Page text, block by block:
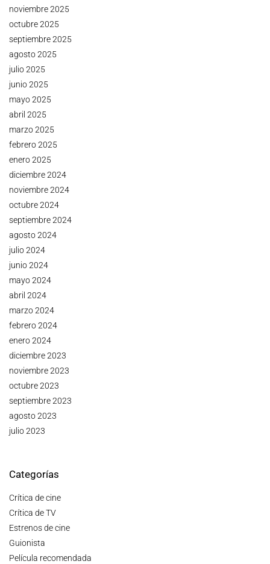
noviembre 2025
octubre 2025
septiembre 2025
agosto 2025
julio 2025
junio 2025
mayo 2025
abril 2025
marzo 2025
febrero 2025
enero 2025
diciembre 2024
noviembre 2024
octubre 2024
septiembre 2024
agosto 2024
julio 2024
junio 2024
mayo 2024
abril 2024
marzo 2024
febrero 2024
enero 2024
diciembre 2023
noviembre 2023
octubre 2023
septiembre 2023
agosto 2023
julio 2023
Categorías
Crítica de cine
Crítica de TV
Estrenos de cine
Guionista
Película recomendada